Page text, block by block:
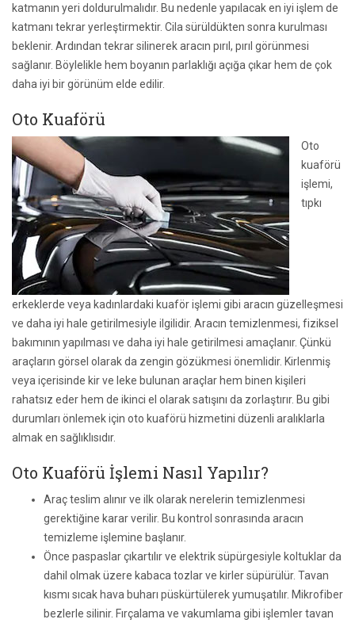
katmanın yeri doldurulmalıdır. Bu nedenle yapılacak en iyi işlem de
katmanı tekrar yerleştirmektir. Cila sürüldükten sonra kurulması
beklenir. Ardından tekrar silinerek aracın pırıl, pırıl görünmesi
sağlanır. Böylelikle hem boyanın parlaklığı açığa çıkar hem de çok
daha iyi bir görünüm elde edilir.
Oto Kuaförü
Oto
kuaförü
işlemi,
tıpkı
erkeklerde veya kadınlardaki kuaför işlemi gibi aracın güzelleşmesi
ve daha iyi hale getirilmesiyle ilgilidir. Aracın temizlenmesi, fiziksel
bakımının yapılması ve daha iyi hale getirilmesi amaçlanır. Çünkü
araçların görsel olarak da zengin gözükmesi önemlidir. Kirlenmiş
veya içerisinde kir ve leke bulunan araçlar hem binen kişileri
rahatsız eder hem de ikinci el olarak satışını da zorlaştırır. Bu gibi
durumları önlemek için oto kuaförü hizmetini düzenli aralıklarla
almak en sağlıklısıdır.
Oto Kuaförü İşlemi Nasıl Yapılır?
Araç teslim alınır ve ilk olarak nerelerin temizlenmesi
gerektiğine karar verilir. Bu kontrol sonrasında aracın
temizleme işlemine başlanır.
Önce paspaslar çıkartılır ve elektrik süpürgesiyle koltuklar da
dahil olmak üzere kabaca tozlar ve kirler süpürülür. Tavan
kısmı sıcak hava buharı püskürtülerek yumuşatılır. Mikrofiber
bezlerle silinir. Fırçalama ve vakumlama gibi işlemler tavan